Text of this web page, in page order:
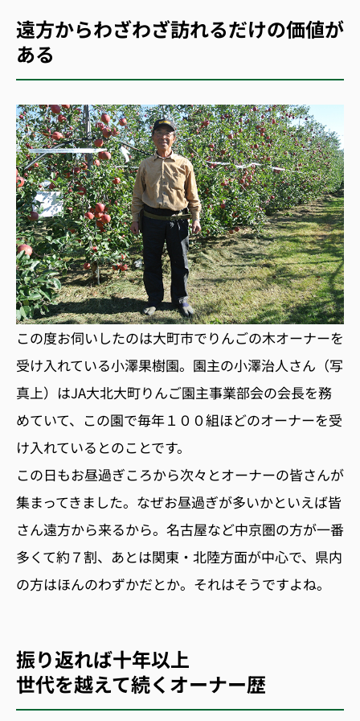
遠方からわざわざ訪れるだけの価値が
ある
この度お伺いしたのは大町市でりんごの木オーナーを
受け入れている小澤果樹園。園主の小澤治人さん（写
真上）はJA大北大町りんご園主事業部会の会長を務
めていて、この園で毎年１００組ほどのオーナーを受
け入れているとのことです。
この日もお昼過ぎころから次々とオーナーの皆さんが
集まってきました。なぜお昼過ぎが多いかといえば皆
さん遠方から来るから。名古屋など中京圏の方が一番
多くて約７割、あとは関東・北陸方面が中心で、県内
の方はほんのわずかだとか。それはそうですよね。
振り返れば十年以上
世代を越えて続くオーナー歴